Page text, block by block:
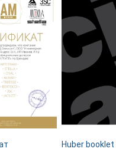
Huber booklet